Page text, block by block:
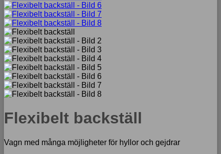
Flexibelt backställ
Vagn med många möjligheter för hyllor och gejdrar